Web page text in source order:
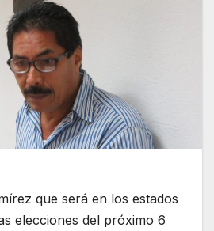
que será en los estados
elecciones del próximo 6